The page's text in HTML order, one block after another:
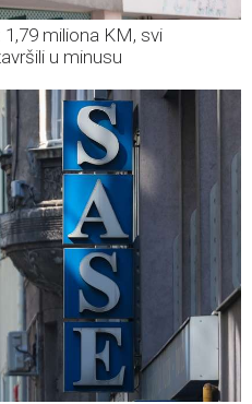
miliona KM, svi
u minusu